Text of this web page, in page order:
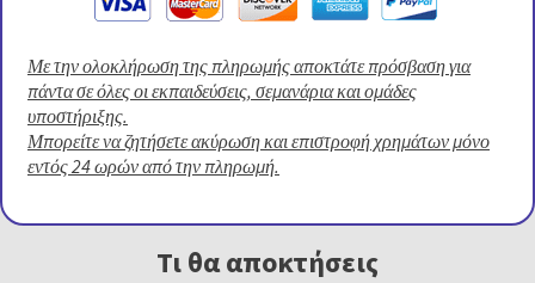
Με την ολοκλήρωση της πληρωμής αποκτάτε πρόσβαση για
πάντα σε όλες οι εκπαιδεύσεις, σεμανάρια και ομάδες
υποστήριξης.
Μπορείτε να ζητήσετε ακύρωση και επιστροφή χρημάτων μόνο
εντός 24 ωρών από την πληρωμή.
Τι θα αποκτήσεις